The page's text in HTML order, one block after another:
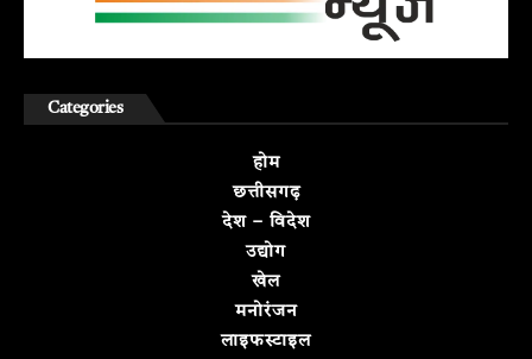
Categories
होम
छत्तीसगढ़
देश – विदेश
उद्योग
खेल
मनोरंजन
लाइफस्टाइल